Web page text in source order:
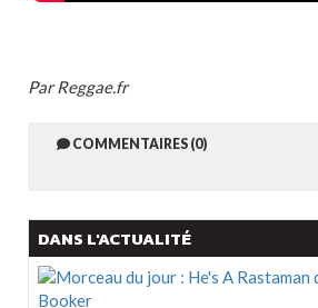
Par Reggae.fr
COMMENTAIRES (0)
DANS L'ACTUALITÉ